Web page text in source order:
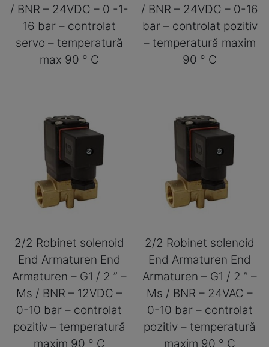
/ BNR – 24VDC – 0 -1-
16 bar – controlat
servo – temperatură
max 90 ° C
/ BNR – 24VDC – 0-16
bar – controlat pozitiv
– temperatură maxim
90 ° C
2/2 Robinet solenoid
End Armaturen End
Armaturen – G1 / 2 ” –
Ms / BNR – 12VDC –
0-10 bar – controlat
pozitiv – temperatură
maxim 90 ° C
2/2 Robinet solenoid
End Armaturen End
Armaturen – G1 / 2 ” –
Ms / BNR – 24VAC –
0-10 bar – controlat
pozitiv – temperatură
maxim 90 ° C